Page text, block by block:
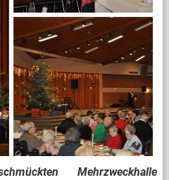
Mehrzweckhalle